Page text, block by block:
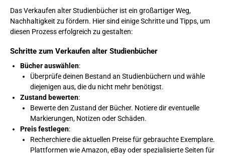
Das Verkaufen alter Studienbücher ist ein großartiger Weg,
Nachhaltigkeit zu fördern. Hier sind einige Schritte und Tipps, um
diesen Prozess erfolgreich zu gestalten:
Schritte zum Verkaufen alter Studienbücher
Bücher auswählen:
Überprüfe deinen Bestand an Studienbüchern und wähle
diejenigen aus, die du nicht mehr benötigst.
Zustand bewerten:
Bewerte den Zustand der Bücher. Notiere dir eventuelle
Markierungen, Notizen oder Schäden.
Preis festlegen:
Recherchiere die aktuellen Preise für gebrauchte Exemplare.
Plattformen wie Amazon, eBay oder spezialisierte Seiten für